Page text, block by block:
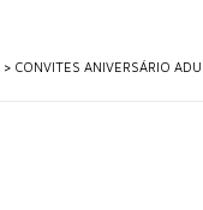
> CONVITES ANIVERSÁRIO